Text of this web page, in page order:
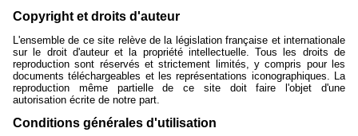
Copyright et droits d'auteur
L'ensemble de ce site relève de la législation française et internationale
sur le droit d'auteur et la propriété intellectuelle. Tous les droits de
reproduction sont réservés et strictement limités, y compris pour les
documents téléchargeables et les représentations iconographiques. La
reproduction même partielle de ce site doit faire l'objet d'une
autorisation écrite de notre part.
Conditions générales d'utilisation